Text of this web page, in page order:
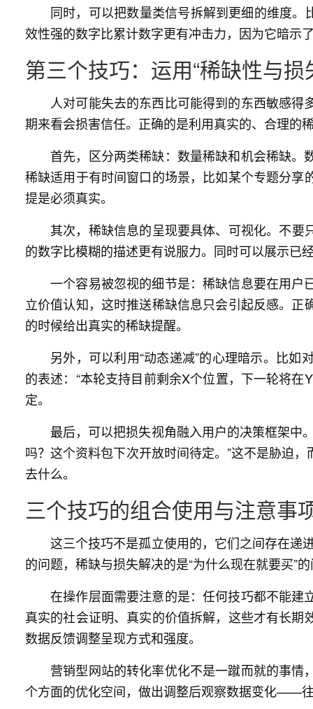
同时，可以把数量类信号拆解到更细的维度。
效性强的数字比累计数字更有冲击力，因为它暗示
第三个技巧：运用“稀缺性与
人对可能失去的东西比可能得到的东西敏感
期来看会损害信任。正确的是利用真实的、合理的
首先，区分两类稀缺：数量稀缺和机会稀缺
稀缺适用于有时间窗口的场景，比如某个专题分
提是必须真实。
其次，稀缺信息的呈现要具体、可视化。不要
的数字比模糊的描述更有说服力。同时可以展示已
一个容易被忽视的细节是：稀缺信息要在用
立价值认知，这时推送稀缺信息只会引起反感。
的时候给出真实的稀缺提醒。
另外，可以利用“动态递减”的心理暗示。比
的表述：“本轮支持目前剩余X个位置，下一轮将
定。
最后，可以把损失视角融入用户的决策框架中
吗？这个资料包下次开放时间待定。”这不是胁迫
去什么。
三个技巧的组合使用与注意事
这三个技巧不是孤立使用的，它们之间存在递
的问题，稀缺与损失解决的是“为什么现在就要买”
在操作层面需要注意的是：任何技巧都不能
真实的社会证明、真实的价值拆解，这些才有长
数据反馈调整呈现方式和强度。
营销型网站的转化率优化不是一蹴而就的事
个方面的优化空间，做出调整后观察数据变化——